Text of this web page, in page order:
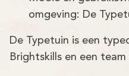
omgeving: De
De Typetuin is een
Brightskills en een